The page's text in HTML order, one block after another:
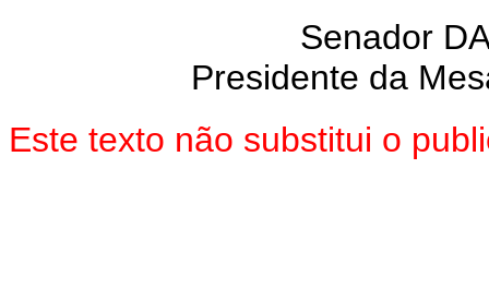
Senador
Presidente da
Este texto não substitui o